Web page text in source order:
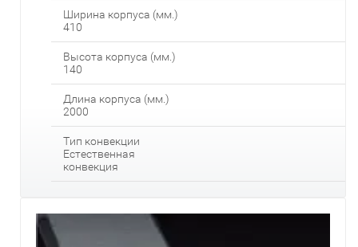
Ширина корпуса (мм.)
410
Высота корпуса (мм.)
140
Длина корпуса (мм.)
2000
Тип конвекции
Естественная
конвекция